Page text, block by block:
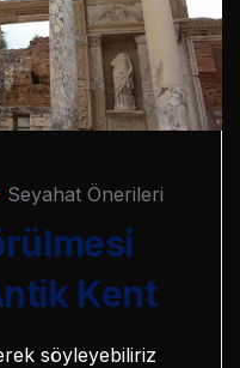
Seyahat Önerileri
Kent
söyleyebiliriz